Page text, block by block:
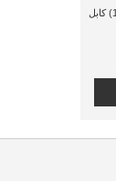
راديو شاك (019-15) كابل